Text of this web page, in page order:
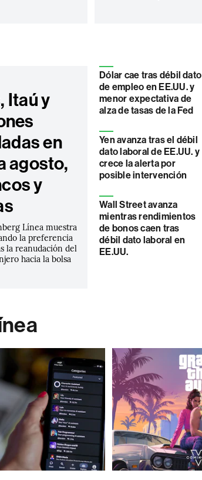
Itaú y
en
agosto,
y
Línea muestra
la preferencia
la reanudación del
hacia la bolsa
Dólar cae tras débil dato
de empleo en EE.UU. y
menor expectativa de
alza de tasas de la Fed
Yen avanza tras el débil
dato laboral de EE.UU. y
crece la alerta por
posible intervención
Wall Street avanza
mientras rendimientos
de bonos caen tras
débil dato laboral en
EE.UU.